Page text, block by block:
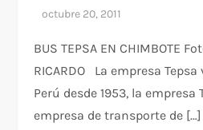
BUS TEPSA EN CHIMBOTE
RICARDO La empresa
Perú desde 1953, la empresa
empresa de transporte de […]